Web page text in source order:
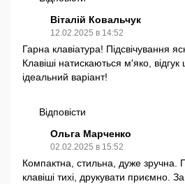
Віталій Ковальчук
12.02.2025 в 14:52
Гарна клавіатура! Підсвічування
Клавіші натискаються м'яко,
ідеальний варіант!
Відповісти
Ольга Марченко
02.02.2025 в 15:52
Компактна, стильна, дуже зручна.
клавіші тихі, друкувати приємно.